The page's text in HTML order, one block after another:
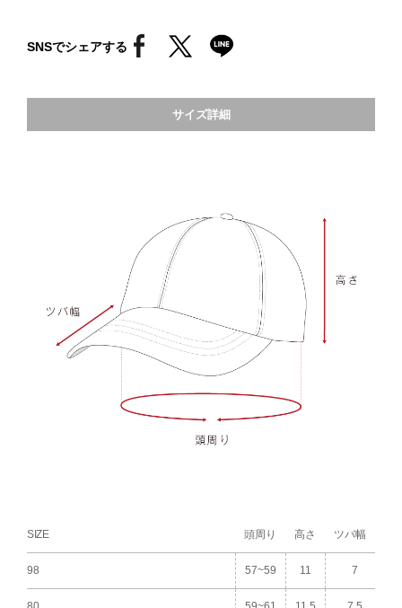
SNSでシェアする
サイズ詳細
SIZE 頭周り 高さ ツバ幅
98 57~59 11 7